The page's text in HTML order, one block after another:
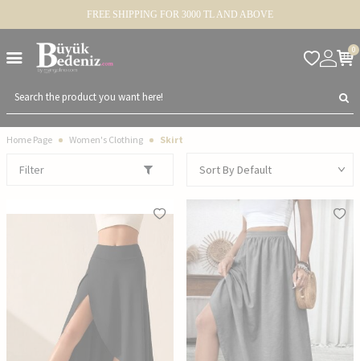
FREE SHIPPING FOR 3000 TL AND ABOVE
0
Home Page Women's Clothing Skirt
Filter